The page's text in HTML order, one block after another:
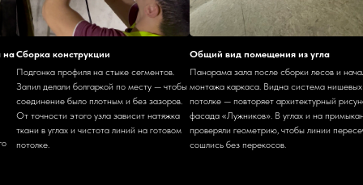
на Сборка конструкции
Подгонка профиля на стыке сегментов.
Запил делали болгаркой по месту — чтобы
соединение было плотным и без зазоров.
От точности этого узла зависит натяжка
ткани в углах и чистота линий на готовом
потолке.
Общий вид помещения из угла
Панорама зала после сборки лесов и
монтажа каркаса. Видна система
потолке — повторяет архитектурный
фасада «Лужников». В углах и на
проверяли геометрию, чтобы линии
сошлись без перекосов.